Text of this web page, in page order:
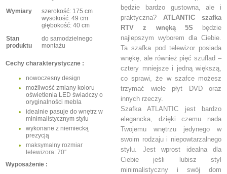
Wymiary
szerokość: 175 cm
wysokość: 49 cm
głębokość: 40 cm
Stan
produktu
do samodzielnego
montażu
Cechy charakterystyczne :
nowoczesny design
możliwość zmiany koloru
oświetlenia LED świadczy o
oryginalności mebla
idealnie pasuje do wnętrz w
minimalistycznym stylu
wykonane z niemiecką
prezycją
maksymalny rozmiar
telewizora: 70″
Wyposażenie :
będzie bardzo gustowna, ale i
praktyczna? ATLANTIC szafka
RTV z wnęką 5S będzie
najlepszym wyborem dla Ciebie.
Ta szafka pod telewizor posiada
wnękę, ale również pięć szuflad –
cztery mniejsze i jedną większą,
co sprawi, że w szafce możesz
trzymać wiele płyt DVD oraz
innych rzeczy.
Szafka ATLANTIC jest bardzo
elegancka, dzięki czemu nada
Twojemu wnętrzu jedynego w
swoim rodzaju i niepowtarzalnego
stylu. Jest wprost idealna dla
Ciebie jeśli lubisz styl
minimalistyczny i swój dom